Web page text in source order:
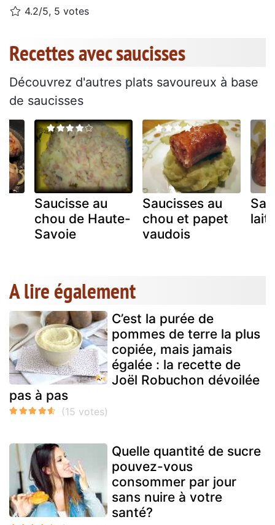
4.2/5, 5 votes
Recettes avec saucisses
Découvrez d'autres plats savoureux à base
de saucisses
Saucisse au
chou de Haute-
Savoie
Saucisses au
chou et papet
vaudois
lait
A lire également
C’est la purée de
pommes de terre la plus
copiée, mais jamais
égalée : la recette de
Joël Robuchon dévoilée
pas à pas
Quelle quantité de sucre
pouvez-vous
consommer par jour
sans nuire à votre
santé?